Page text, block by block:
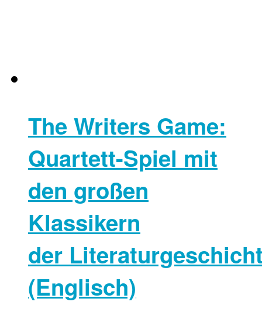
The Writers Game:
Quartett-Spiel mit
den großen
Klassikern
der
(Englisch)